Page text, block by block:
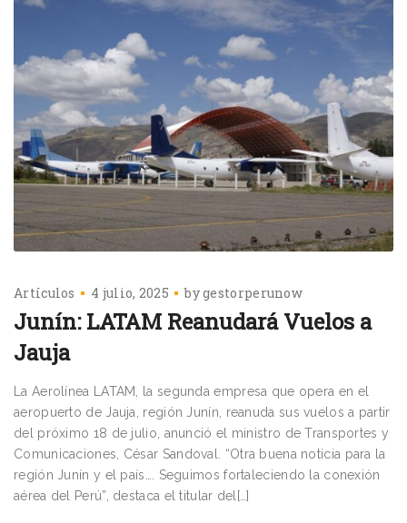
Artículos 4 julio, 2025 bygestorperunow
Junín: LATAM Reanudará Vuelos a
Jauja
La Aerolínea LATAM, la segunda empresa que opera en el
aeropuerto de Jauja, región Junín, reanuda sus vuelos a partir
del próximo 18 de julio, anunció el ministro de Transportes y
Comunicaciones, César Sandoval. “Otra buena noticia para la
región Junín y el país…. Seguimos fortaleciendo la conexión
aérea del Perú”, destaca el titular del[…]